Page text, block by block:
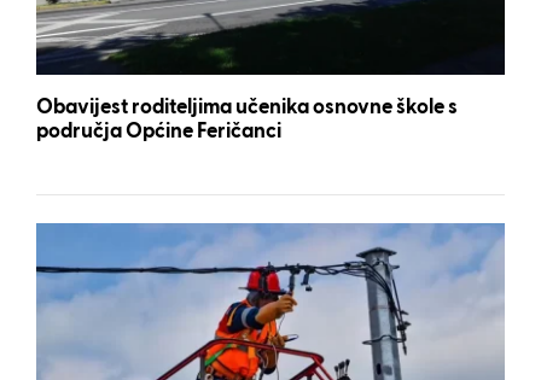
Obavijest roditeljima učenika osnovne škole s
područja Općine Feričanci